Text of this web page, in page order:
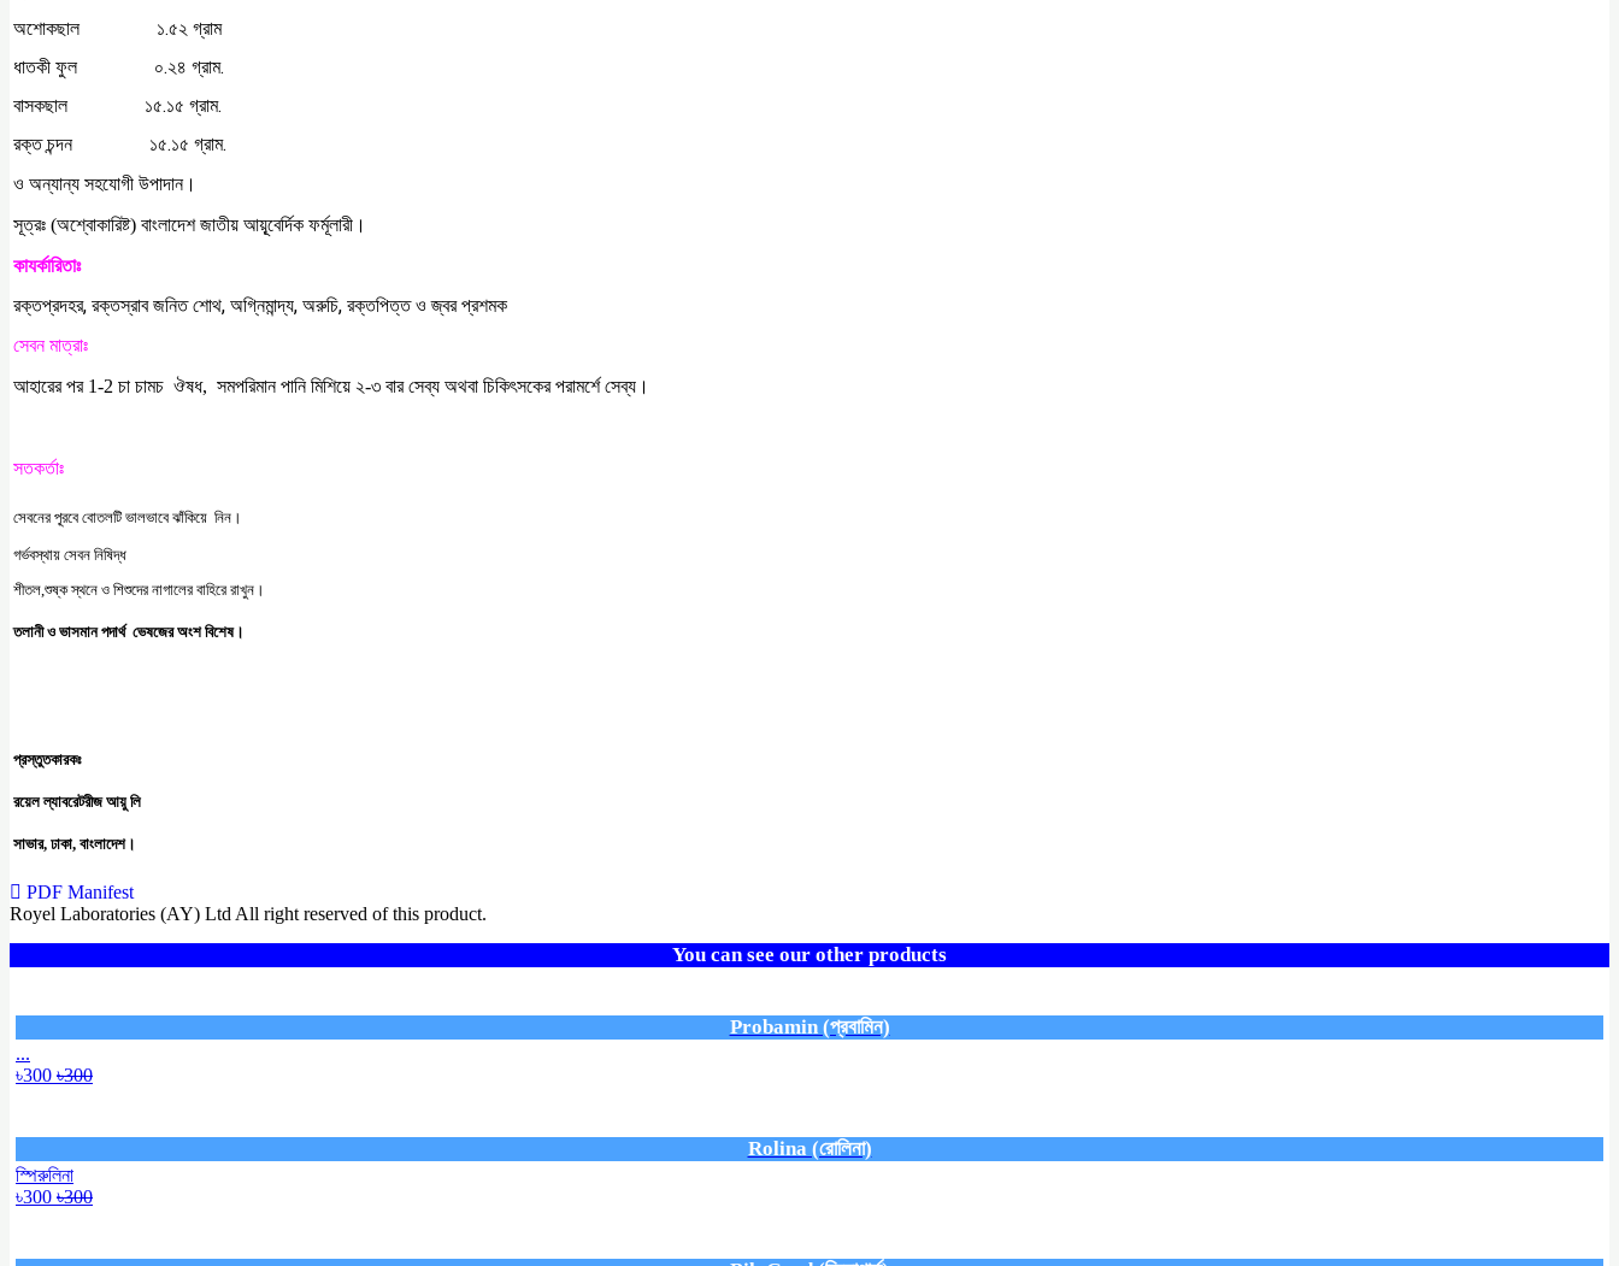
অশোকছাল
১.৫২ গ্রাম
ধাতকী ফুল
০.২৪ গ্রাম.
বাসকছাল
১৫.১৫ গ্রাম.
রক্ত চন্দন
১৫.১৫ গ্রাম.
ও অন্যান্য সহযোগী উপাদান।
সূত্রঃ (অশ্বোকারিষ্ট) বাংলাদেশ জাতীয় আয়ূ্বের্দিক ফর্মূলারী।
কাযর্কারিতাঃ
রক্তপ্রদহর, রক্তস্রাব জনিত শোথ, অগ্নিমান্দ্য, অরুচি, রক্তপিত্ত ও জ্বর প্রশমক
সেবন মাত্রাঃ
আহারের পর 1-2 চা চামচ ঔষধ, সমপরিমান পানি মিশিয়ে ২-৩ বার সেব্য অথবা চিকিৎসকের পরামর্শে সেব্য।
সতকর্তাঃ
সেবনের পূ্রবে বোতলটি ভালভাবে ঝাঁকিয়ে নিন।
গর্ভবস্থায় সেবন নিষিদ্ধ
শীতল,শুষ্ক স্থনে ও শিশুদের নাগালের বাহিরে রাখুন।
তলানী ও ভাসমান পদার্থ ভেষজের অংশ বিশেষ।
প্রস্তুতকারকঃ
রয়েল ল্যাবরেটরীজ আয়ু লি
সাভার, ঢাকা, বাংলাদেশ।
PDF Manifest
Royel Laboratories (AY) Ltd All right reserved of this product.
You can see our other products
Probamin (প্রবামিন)
...
৳300 ৳300
Rolina (রোলিনা)
স্পিরুলিনা
৳300 ৳300